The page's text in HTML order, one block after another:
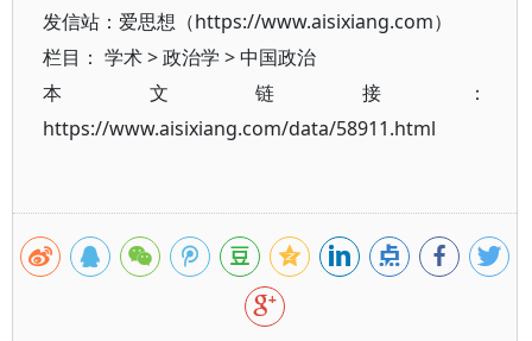
发信站：爱思想（https://www.aisixiang.com）
栏目： 学术>政治学 >中国政治
本文链接：
https://www.aisixiang.com/data/58911.html